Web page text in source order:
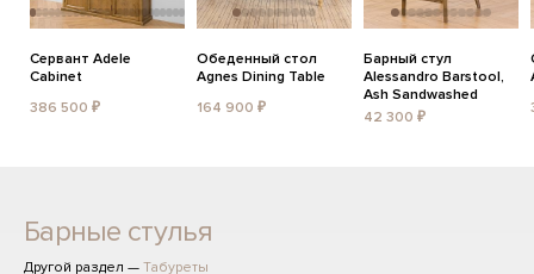
Сервант Adele
Cabinet
386 500 ₽
Обеденный стол
Agnes Dining Table
164 900 ₽
Барный стул
Alessandro Barstool,
Ash Sandwashed
42 300 ₽
Барные стулья
Другой раздел — Табуреты